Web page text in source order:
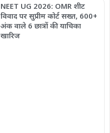
NEET UG 2026: OMR शीट
विवाद पर सुप्रीम कोर्ट सख्त, 600+
अंक वाले 6 छात्रों की याचिका
खारिज